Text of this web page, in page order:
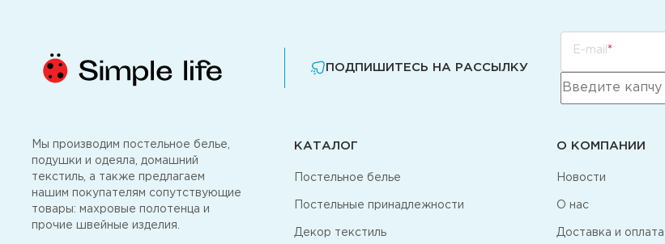
ПОДПИШИТЕСЬ НА РАССЫЛКУ
E-mail
Мы производим постельное белье,
подушки и одеяла, домашний
текстиль, а также предлагаем
нашим покупателям сопутствующие
товары: махровые полотенца и
прочие швейные изделия.
КАТАЛОГ
Постельное белье
Постельные принадлежности
Декор текстиль
О КОМПАНИИ
Новости
О нас
Доставка и оплата